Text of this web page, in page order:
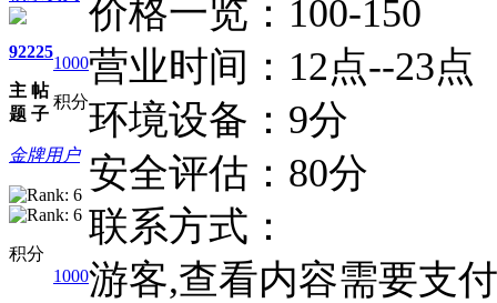
92
主
题
225
帖
子
1000
积分
金牌用户
积分
1000
价格一览：100-150
营业时间：12点--23点
环境设备：9分
安全评估：80分
联系方式：
游客,查看内容需要支